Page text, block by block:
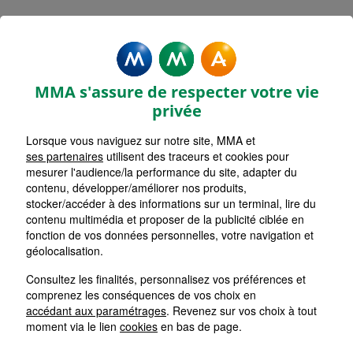
GEORGES DE MONS
Accueil
Assurance Auvergne-Rhône-Alpes
Assurance Puy-de-Dôme (63)
MMA s'assure de respecter votre vie
privée
Lorsque vous naviguez sur notre site, MMA et
ses partenaires utilisent des traceurs et cookies pour
mesurer l'audience/la performance du site, adapter du
contenu, développer/améliorer nos produits,
stocker/accéder à des informations sur un terminal, lire du
contenu multimédia et proposer de la publicité ciblée en
fonction de vos données personnelles, votre navigation et
géolocalisation.
Consultez les finalités, personnalisez vos préférences et
comprenez les conséquences de vos choix en
accédant aux paramétrages. Revenez sur vos choix à tout
moment via le lien cookies en bas de page.